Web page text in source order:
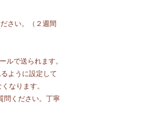
さい。（２週間
ルで送られます。
ように設定して
なります。
問ください。丁寧